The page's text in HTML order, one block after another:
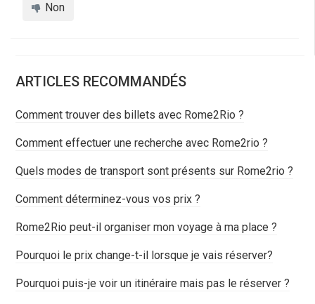
Non
ARTICLES RECOMMANDÉS
Comment trouver des billets avec Rome2Rio ?
Comment effectuer une recherche avec Rome2rio ?
Quels modes de transport sont présents sur Rome2rio ?
Comment déterminez-vous vos prix ?
Rome2Rio peut-il organiser mon voyage à ma place ?
Pourquoi le prix change-t-il lorsque je vais réserver?
Pourquoi puis-je voir un itinéraire mais pas le réserver ?